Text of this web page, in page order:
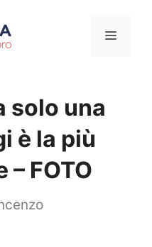
Menu
solo una
è la più
FOTO